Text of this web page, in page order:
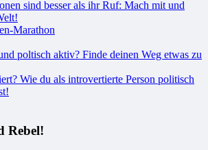
Marathon
Wie du als introvertierte Person politisch
Rebel!